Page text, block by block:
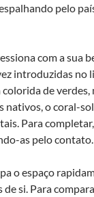
pelo
com a sua
introduzidas
de
nativos, o coral-
Para
as pelo contato.
o espaço
si. Para